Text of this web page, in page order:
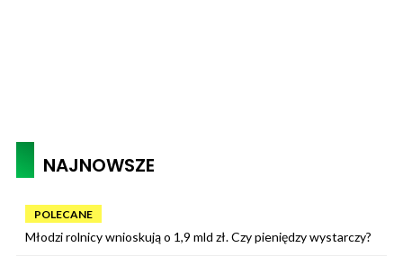
NAJNOWSZE
POLECANE
Młodzi rolnicy wnioskują o 1,9 mld zł. Czy pieniędzy wystarczy?